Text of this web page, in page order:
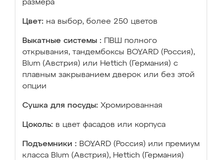
размера
Цвет: на выбор, более 250 цветов
Выкатные системы :
ПВШ полного
открывания, тандембоксы BOYARD (Россия),
Blum (Австрия) или Hettich (Германия) с
плавным закрыванием дверок или без этой
опции
Сушка для посуды: Хромированная
Цоколь: в цвет фасадов или корпуса
Подъемники : BOYARD (Россия) или премиум
класса Blum (Австрия), Hettich (Германия)